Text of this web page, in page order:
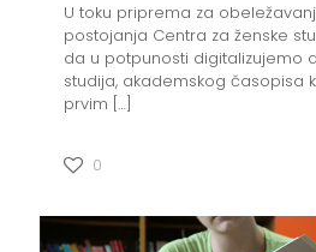
U toku priprema za
postojanja Centra za ženske
da u potpunosti digitalizujemo
studija, akademskog časopisa
prvim […]
0